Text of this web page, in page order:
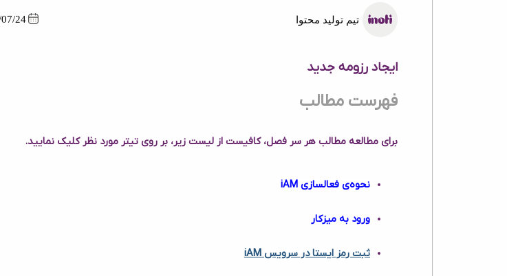
تیم تولید محتوا 24
ایجاد رزومه جدید
فهرست مطالب
برای مطالعه مطالب هر سر فصل، کافیست از لیست زیر، بر روی تیتر مورد نظر کلیک نمایید.
نحوه‌ی فعالسازی iAM
ورود به میزکار
ثبت رمز ایستا در سرویس iAM